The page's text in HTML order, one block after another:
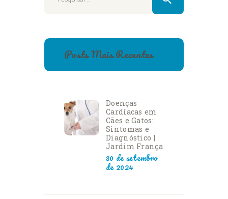
Posts Mais Recentes
Doenças
Cardíacas em
Cães e Gatos:
Sintomas e
Diagnóstico |
Jardim França
30 de setembro
de 2024